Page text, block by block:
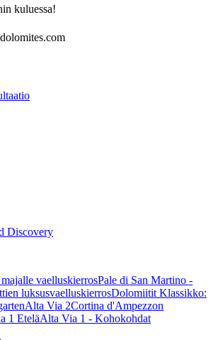
kuluessa!
Discovery
vaelluskierrosPale di San Martino -
luksusvaelluskierrosDolomiitit Klassikko:
Alta Via 2Cortina d'Ampezzon
1 EteläAlta Via 1 - Kohokohdat